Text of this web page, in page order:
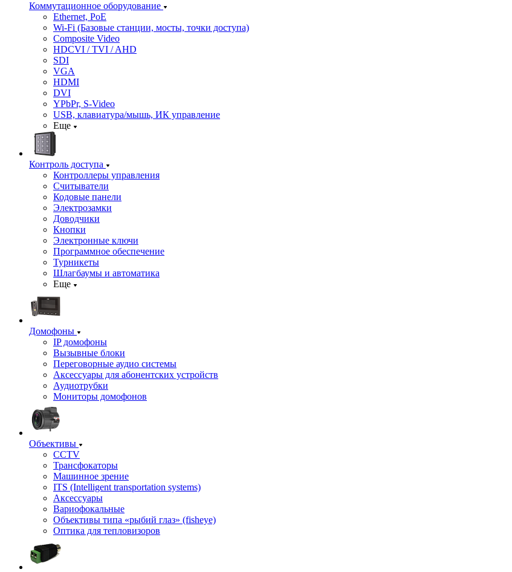
Коммутационное оборудование
Ethernet, PoE
Wi-Fi (Базовые станции, мосты, точки доступа)
Composite Video
HDCVI / TVI / AHD
SDI
VGA
HDMI
DVI
YPbPr, S-Video
USB, клавиатура/мышь, ИК управление
Еще
Контроль доступа
Контроллеры управления
Считыватели
Кодовые панели
Электрозамки
Доводчики
Кнопки
Электронные ключи
Программное обеспечение
Турникеты
Шлагбаумы и автоматика
Еще
Домофоны
IP домофоны
Вызывные блоки
Переговорные аудио системы
Аксессуары для абонентских устройств
Аудиотрубки
Мониторы домофонов
Объективы
CCTV
Трансфокаторы
Машинное зрение
ITS (Intelligent transportation systems)
Аксессуары
Вариофокальные
Объективы типа «рыбий глаз» (fisheye)
Оптика для тепловизоров